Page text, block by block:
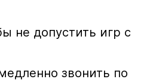
не допустить игр с
звонить по